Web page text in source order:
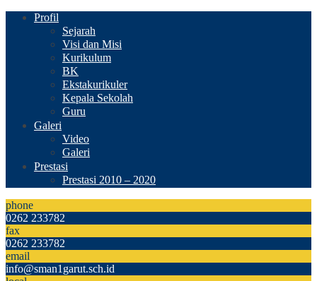
Profil
Sejarah
Visi dan Misi
Kurikulum
BK
Ekstakurikuler
Kepala Sekolah
Guru
Galeri
Video
Galeri
Prestasi
Prestasi 2010 – 2020
phone
0262 233782
fax
0262 233782
email
info@sman1garut.sch.id